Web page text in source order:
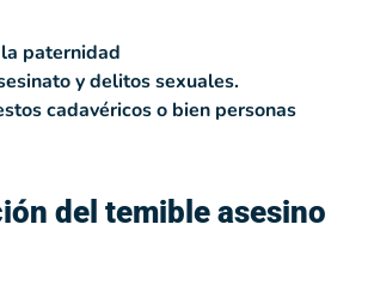
paternidad
y delitos sexuales.
cadavéricos o bien personas
del temible asesino